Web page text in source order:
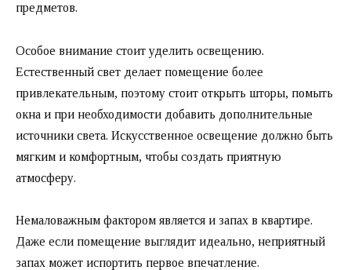
предметов.
Особое внимание стоит уделить освещению.
Естественный свет делает помещение более
привлекательным, поэтому стоит открыть шторы, помыть
окна и при необходимости добавить дополнительные
источники света. Искусственное освещение должно быть
мягким и комфортным, чтобы создать приятную
атмосферу.
Немаловажным фактором является и запах в квартире.
Даже если помещение выглядит идеально, неприятный
запах может испортить первое впечатление.